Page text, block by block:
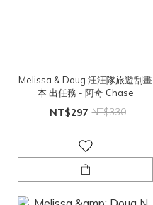
Melissa & Doug 汪汪隊旅遊刮畫
本 出任務 - 阿奇 Chase
NT$297 NT$330